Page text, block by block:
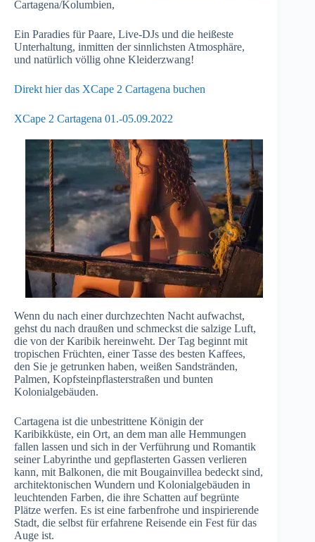
Cartagena/Kolumbien,
Ein Paradies für Paare, Live-DJs und die heißeste
Unterhaltung, inmitten der sinnlichsten Atmosphäre,
und natürlich völlig ohne Kleiderzwang!
Direkt hier das XCape 2 Cartagena buchen
XCape 2 Cartagena 01.-05.09.2022
Wenn du nach einer durchzechten Nacht aufwachst,
gehst du nach draußen und schmeckst die salzige Luft,
die von der Karibik hereinweht. Der Tag beginnt mit
tropischen Früchten, einer Tasse des besten Kaffees,
den Sie je getrunken haben, weißen Sandstränden,
Palmen, Kopfsteinpflasterstraßen und bunten
Kolonialgebäuden.
Cartagena ist die unbestrittene Königin der
Karibikküste, ein Ort, an dem man alle Hemmungen
fallen lassen und sich in der Verführung und Romantik
seiner Labyrinthe und gepflasterten Gassen verlieren
kann, mit Balkonen, die mit Bougainvillea bedeckt sind,
architektonischen Wundern und Kolonialgebäuden in
leuchtenden Farben, die ihre Schatten auf begrünte
Plätze werfen. Es ist eine farbenfrohe und inspirierende
Stadt, die selbst für erfahrene Reisende ein Fest für das
Auge ist.